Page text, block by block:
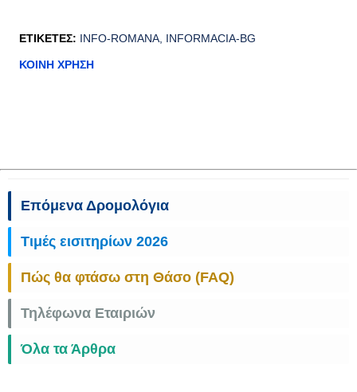
ΕΤΙΚΈΤΕΣ: INFO-ROMANA INFORMACIA-BG
ΚΟΙΝΉ ΧΡΉΣΗ
Επόμενα Δρομολόγια
Τιμές εισιτηρίων 2026
Πώς θα φτάσω στη Θάσο (FAQ)
Τηλέφωνα Εταιριών
Όλα τα Άρθρα